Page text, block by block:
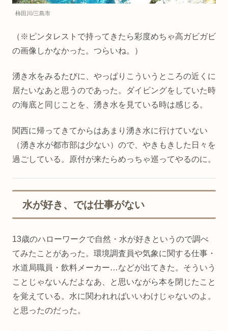
柿田川/三島市
（※ピンタレストで持ってきたら彩度めちゃ高ガビガビ
の画像しかなかった。つらいね。）
湧き水をみるたびに、やっぱりこういうところの近くに
居たいなあと思うのであった。ダイビングをしていた時
の海底と同じことを、湧き水を見ている時は感じる。
関西に帰ってきてからはあまり湧き水に行けていない
（湧き水が都市部は少ない）ので、やきもきした日々を
過ごしている。原付が来たらめっちゃ巡ってやるのに。
水が好き、では仕事がない
13歳のハローワークで自然・水が好きというので調べ
てみたことがあった。環境調査員や気象に関する仕事・
水道局職員・飲料メーカー…などが出てきた。そういう
ことじゃないんだよなあ、と思いながら本を閉じたこと
を覚えている。水に関われればいいわけじゃないのよ。
と思ったのだった。